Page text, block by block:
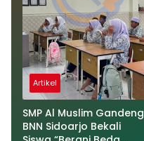
Artikel
SMP Al Muslim Gandeng
BNN Sidoarjo Bekali